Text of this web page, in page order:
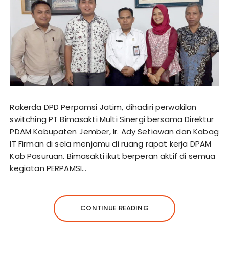
Rakerda DPD Perpamsi Jatim, dihadiri perwakilan
switching PT Bimasakti Multi Sinergi bersama Direktur
PDAM Kabupaten Jember, Ir. Ady Setiawan dan Kabag
IT Firman di sela menjamu di ruang rapat kerja DPAM
Kab Pasuruan. Bimasakti ikut berperan aktif di semua
kegiatan PERPAMSI…
CONTINUE READING